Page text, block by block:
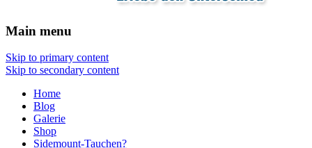
Main menu
Skip to primary content
Skip to secondary content
Home
Blog
Galerie
Shop
Sidemount-Tauchen?